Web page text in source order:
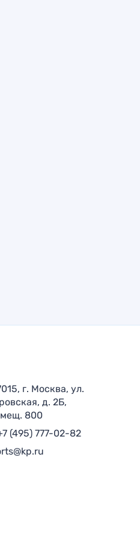
г. Москва, ул.
д. 2Б,
800
(495) 777-02-82